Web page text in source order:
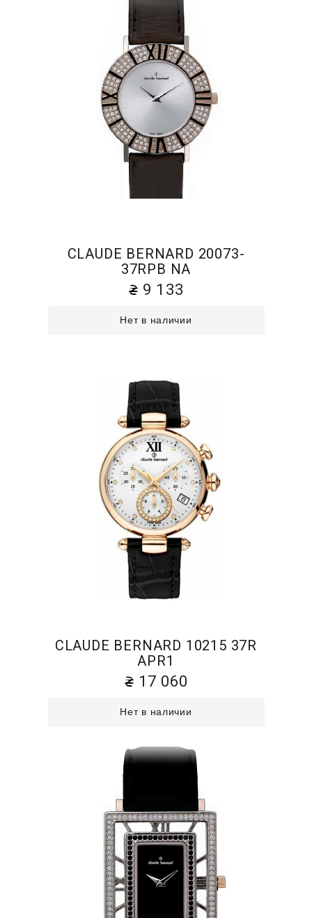
CLAUDE BERNARD 20073-
37RPB NA
9 133
Нет в наличии
CLAUDE BERNARD 10215 37R
APR1
17 060
Нет в наличии